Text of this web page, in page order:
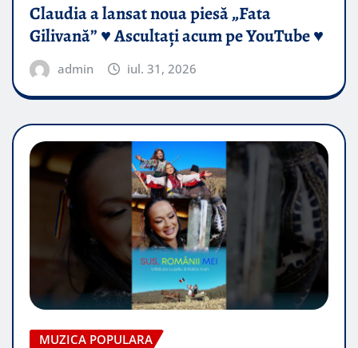
Claudia a lansat noua piesă „Fata
Gilivană” ♥️ Ascultați acum pe YouTube ♥️
admin iul. 31, 2026
MUZICA POPULARA